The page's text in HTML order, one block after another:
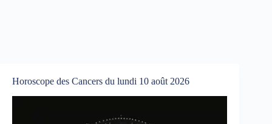
Horoscope des Cancers du lundi 10 août 2026